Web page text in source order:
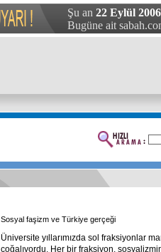
Şu an 22 Eylül
Bugüne ait
Sosyal faşizm ve Türkiye gerçeği
Üniversite yıllarımızda sol fraksiyonlar
çoğalıyordu. Her bir fraksiyon,